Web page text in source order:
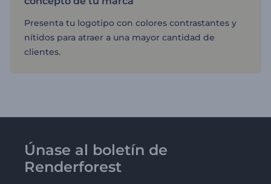
Presenta tu logotipo con colores contrastantes y
nítidos para atraer a una mayor cantidad de
clientes.
Únase al boletín de
Renderforest